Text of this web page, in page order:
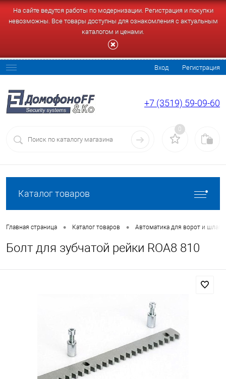
На сайте ведутся работы по модернизации. Регистрация и покупки
невозможны. Все товары доступны для ознакомления с актуальным
каталогом и ценами.
Вход Регистрация
+7 (3519) 59-09-60
0
Каталог товаров
Главная страница • Каталог товаров • Автоматика для ворот и
Болт для зубчатой рейки ROA8 810